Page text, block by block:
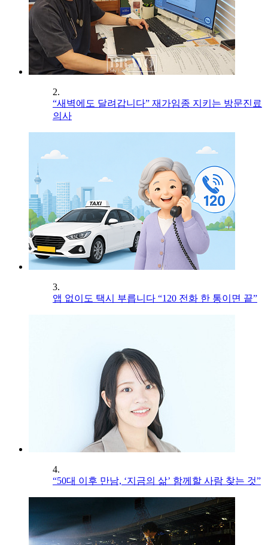
2.
“새벽에도 달려갑니다” 재가임종 지키는 방문진료
의사
3.
앱 없이도 택시 부릅니다 “120 전화 한 통이면 끝”
4.
“50대 이후 만남, ‘지금의 삶’ 함께할 사람 찾는 것”